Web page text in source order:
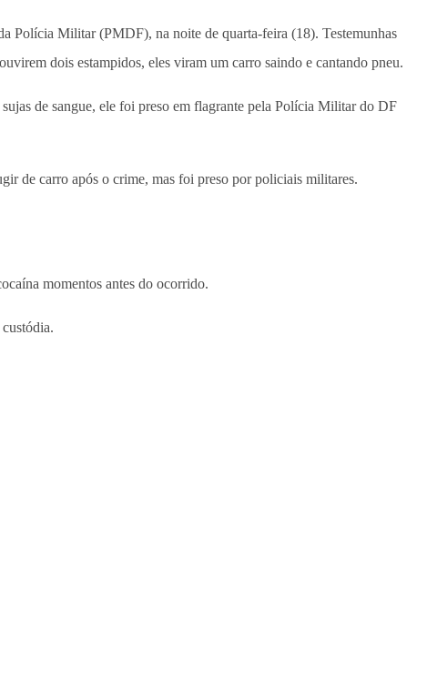
Polícia Militar (PMDF), na noite de quarta-feira (18). Testemunhas
dois estampidos, eles viram um carro saindo e cantando pneu.
de sangue, ele foi preso em flagrante pela Polícia Militar do DF
de carro após o crime, mas foi preso por policiais militares.
momentos antes do ocorrido.